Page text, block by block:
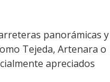
panorámicas y
Tejeda, Artenara o
apreciados